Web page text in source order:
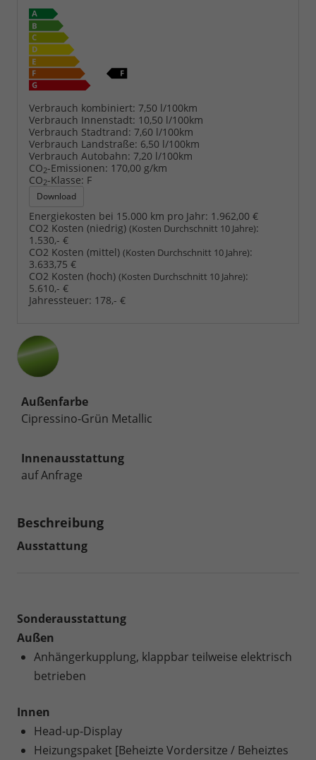
Verbrauch kombiniert: 7,50 l/100km
Verbrauch Innenstadt: 10,50 l/100km
Verbrauch Stadtrand: 7,60 l/100km
Verbrauch Landstraße: 6,50 l/100km
Verbrauch Autobahn: 7,20 l/100km
CO2-Emissionen: 170,00 g/km
CO2-Klasse: F
Download
Energiekosten bei 15.000 km pro Jahr: 1.962,00 €
CO2 Kosten (niedrig) (Kosten Durchschnitt 10 Jahre):
1.530,- €
CO2 Kosten (mittel) (Kosten Durchschnitt 10 Jahre):
3.633,75 €
CO2 Kosten (hoch) (Kosten Durchschnitt 10 Jahre):
5.610,- €
Jahressteuer: 178,- €
Außenfarbe
Cipressino-Grün Metallic
Innenausstattung
auf Anfrage
Beschreibung
Ausstattung
Sonderausstattung
Außen
Anhängerkupplung, klappbar teilweise elektrisch
betrieben
Innen
Head-up-Display
Heizungspaket [Beheizte Vordersitze / Beheiztes